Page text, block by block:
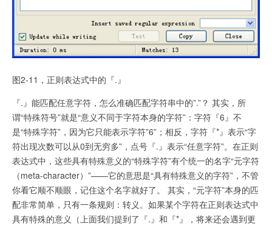
图2-11，正则表达式中的『.』
『.』能匹配任意字符，怎么准确匹配字符串中的”.”？ 其实，所
谓“特殊符号”就是“意义不同于字符本身的字符”：字符『6』不
是“特殊字符”，因为它只能表示字符”6”；相反，字符『*』表示“字
符出现次数可以从0到无穷多”，点号『.』表示“任意字符”。在正则
表达式中，这些具有特殊意义的“特殊字符”有个统一的名字“元字符
（meta-character）”——它的意思是“具有特殊意义的字符”，不管
你看它顺不顺眼，记住这个名字就好了。 其实，“元字符”本身的匹
配非常简单，只有一条规则：转义。如果某个字符在正则表达式中
具有特殊的意义（上面我们提到了『.』和『*』，将来还会遇到更